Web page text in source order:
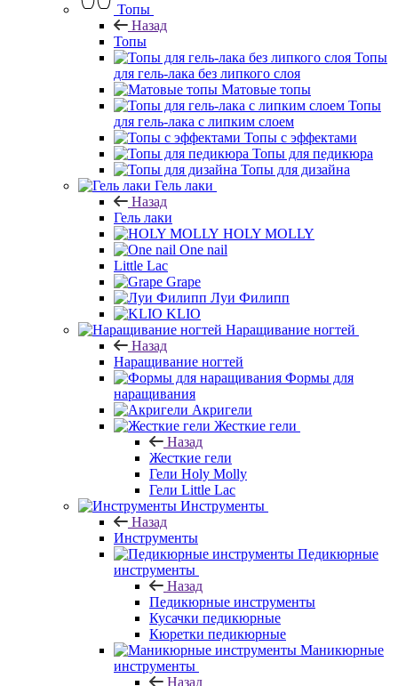
Топы
Назад
Топы
Топы
для гель-лака без липкого слоя
Матовые топы
Топы
для гель-лака с липким слоем
Топы с эффектами
Топы для педикюра
Топы для дизайна
Гель лаки
Назад
Гель лаки
HOLY MOLLY
One nail
Little Lac
Grape
Луи Филипп
KLIO
Наращивание ногтей
Назад
Наращивание ногтей
Формы для
наращивания
Акригели
Жесткие гели
Назад
Жесткие гели
Гели Holy Molly
Гели Little Lac
Инструменты
Назад
Инструменты
Педикюрные
инструменты
Назад
Педикюрные инструменты
Кусачки педикюрные
Кюретки педикюрные
Маникюрные
инструменты
Назад